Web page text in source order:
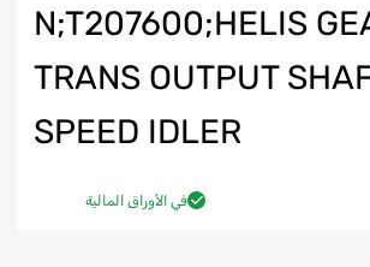
N;T207600;HELIS
TRANS OUTPUT
SPEED IDLER
في الأوراق المالية